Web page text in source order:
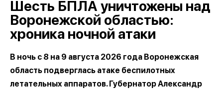
Шесть БПЛА уничтожены над
Воронежской областью:
хроника ночной атаки
В ночь с 8 на 9 августа 2026 года Воронежская
область подверглась атаке беспилотных
летательных аппаратов. Губернатор Александр